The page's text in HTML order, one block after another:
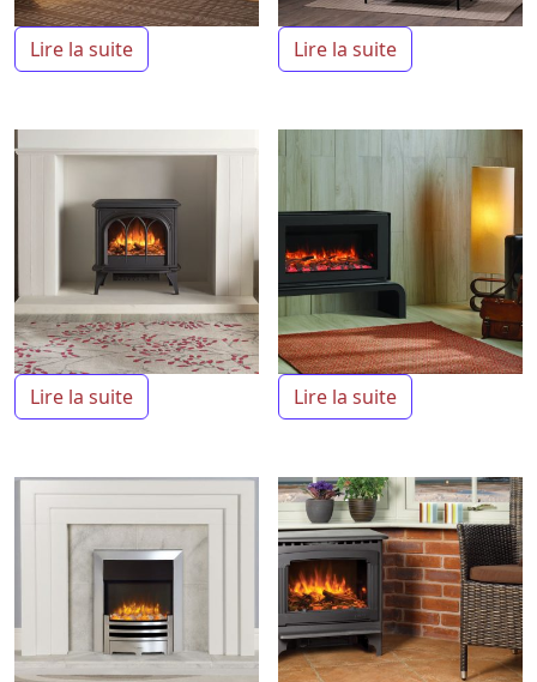
Lire la suite Lire la suite
Lire la suite Lire la suite